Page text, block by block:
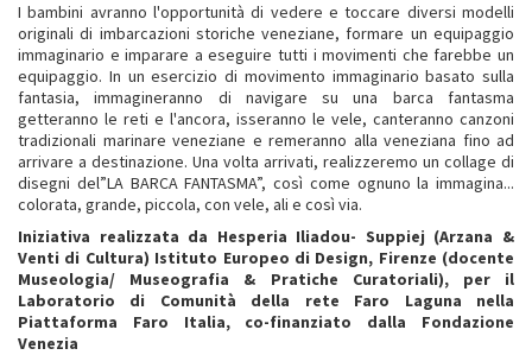
I bambini avranno l'opportunità di vedere e toccare diversi modelli
originali di imbarcazioni storiche veneziane, formare un equipaggio
immaginario e imparare a eseguire tutti i movimenti che farebbe un
equipaggio. In un esercizio di movimento immaginario basato sulla
fantasia, immagineranno di navigare su una barca fantasma
getteranno le reti e l'ancora, isseranno le vele, canteranno canzoni
tradizionali marinare veneziane e remeranno alla veneziana fino ad
arrivare a destinazione. Una volta arrivati, realizzeremo un collage di
disegni del”LA BARCA FANTASMA”, così come ognuno la immagina...
colorata, grande, piccola, con vele, ali e così via.
Iniziativa realizzata da Hesperia Iliadou- Suppiej (Arzana &
Venti di Cultura) Istituto Europeo di Design, Firenze (docente
Museologia/ Museografia & Pratiche Curatoriali), per il
Laboratorio di Comunità della rete Faro Laguna nella
Piattaforma Faro Italia, co-finanziato dalla Fondazione
Venezia